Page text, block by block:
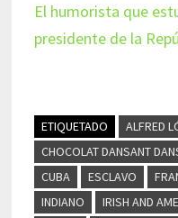
El humorista que
presidente de la
ETIQUETADO ALFRED
CHOCOLAT DANSANT
CUBA
ESCLAVO
INDIANO
IRISH AND